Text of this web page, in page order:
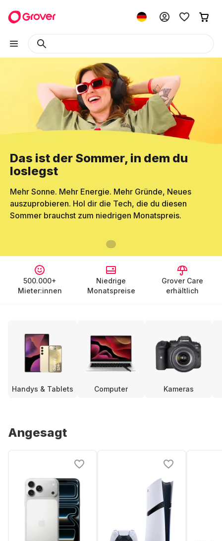
Das ist der Sommer, in dem du
loslegst
Mehr Sonne. Mehr Energie. Mehr Gründe, Neues
auszuprobieren. Hol dir die Tech, die du diesen
Sommer brauchst zum niedrigen Monatspreis.
500.000+
Mieter:innen
Niedrige
Monatspreise
Grover Care
erhältlich
Handys & Tablets Computer Kameras
Angesagt